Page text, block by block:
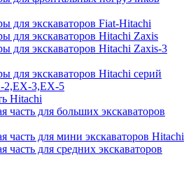
для экскаваторов Fiat-Hitachi
для экскаваторов Hitachi Zaxis
для экскаваторов Hitachi Zaxis-3
для экскаваторов Hitachi серий
2,EX-3,EX-5
Hitachi
часть для больших экскаваторов
часть для мини экскаваторов Hitachi
часть для средних экскаваторов